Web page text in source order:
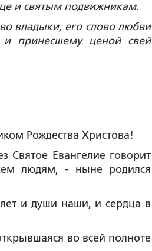
и святым подвижникам.
владыки, его слово любви
принесшему ценой свей
Рождества Христова!
Святое Евангелие говорит
людям, - ныне родился
и души наши, и сердца в
во всей полноте